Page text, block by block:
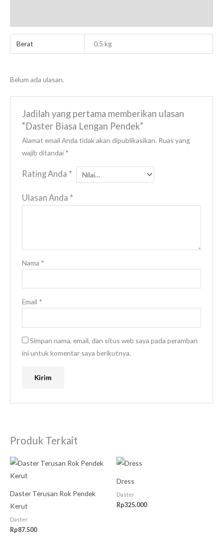
Berat 0,5 kg
Belum ada ulasan.
Jadilah yang pertama memberikan ulasan
“Daster Biasa Lengan Pendek”
Alamat email Anda tidak akan dipublikasikan. Ruas yang
wajib ditandai *
Rating Anda *
Ulasan Anda *
Nama *
Email *
Simpan nama, email, dan situs web saya pada peramban
ini untuk komentar saya berikutnya.
Produk Terkait
Daster Terusan Rok Pendek
Kerut
Daster
Rp87.500
Dress
Daster
Rp325.000